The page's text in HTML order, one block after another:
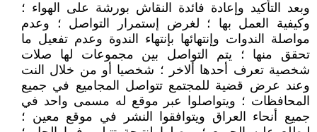
وبعد التأكيد وإعادة فائدة النقاش بورشة على الهواء ؛
وكيفية العمل بها ؛ لغرض إستمرار التواصل ؛ وعدم
مواصلة الندوات وإنتهائها بإنتهاء الندوة وعدم تفعيل ما
تحقق منها ؛ يتم التواصل بين مجموعات لها صلات
شخصية تعرف أحدها ألاخر ؛ شخصيا أو من خلال النت
وعند عرض قضية للمجتمع تتواصل المجاميع في جميع
المحافظات ؛ ويتواصلوا عبر موقع له مسمى واحد في
جميع أنحاء العراق ويتوافقوا النشر في موقع معين ؛